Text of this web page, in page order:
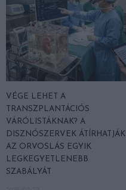
VÉGE LEHET A
TRANSZPLANTÁCIÓS
VÁRÓLISTÁKNAK? A
DISZNÓSZERVEK ÁTÍRHATJÁK
AZ ORVOSLÁS EGYIK
LEGKEGYETLENEBB
SZABÁLYÁT